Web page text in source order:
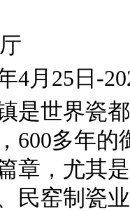
4月25日-
是世界瓷
600多年
章，尤其
民窑制瓷